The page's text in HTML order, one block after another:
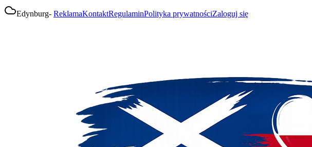
Edynburg- ReklamaKontaktRegulaminPolityka prywatnościZaloguj się